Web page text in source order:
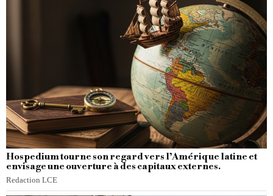
Hospedium tourne son regard vers l’Amérique latine et
envisage une ouverture à des capitaux externes.
Redaction LCE